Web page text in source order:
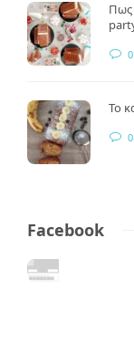
Πως
0
Το
0
Facebook